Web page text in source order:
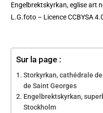
Engelbrektskyrkan, eglise art
L.G.foto – Licence CCBYSA
Sur la page :
Storkyrkan, cathédrale
de Saint Georges
Engelbrektskyrkan,
Stockholm